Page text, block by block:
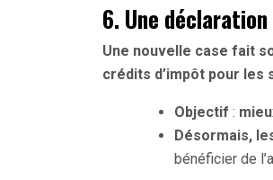
6. Une
Une nouvelle case fait
crédits d’impôt pour les
Objectif :
Désormais,
bénéficier de